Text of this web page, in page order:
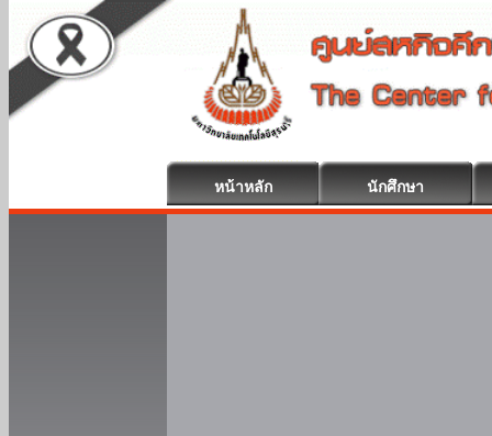
หน้าหลัก นักศึกษา